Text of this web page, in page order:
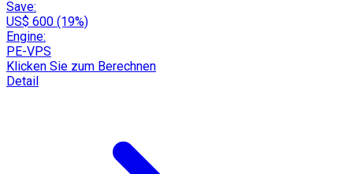
Save:
US$ 600 (19%)
Engine:
PE-VPS
Klicken Sie zum Berechnen
Detail